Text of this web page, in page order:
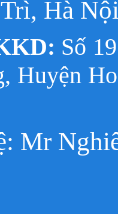
Hà
Số
Huyện
Mr